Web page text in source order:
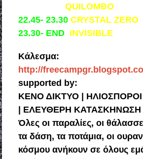
QUILOMBO
22.45- 23.30 CRYSTAL ZERO
23.30- END INVISIBLE
Κάλεσμα:
http://
supported by:
ΚΕΝΟ ΔΙΚΤΥΟ |
| ΕΛΕΥΘΕΡΗ ΚΑΤΑΣΚΗΝΩΣΗ
Όλες οι παραλίες, οι
τα δάση, τα ποτάμια, οι
κόσμου ανήκουν σε όλους